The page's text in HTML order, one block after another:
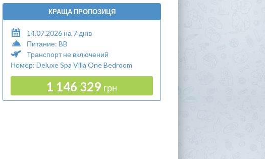
КРАЩА ПРОПОЗИЦЯ
14.07.2026 на 7 днів
Питание: BB
Транспорт не включений
Номер: Deluxe Spa Villa One Bedroom
1 146 329 грн